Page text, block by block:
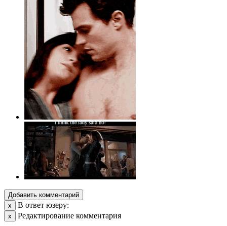
Добавить комментарий
х
В ответ юзеру:
х Редактирование комментария